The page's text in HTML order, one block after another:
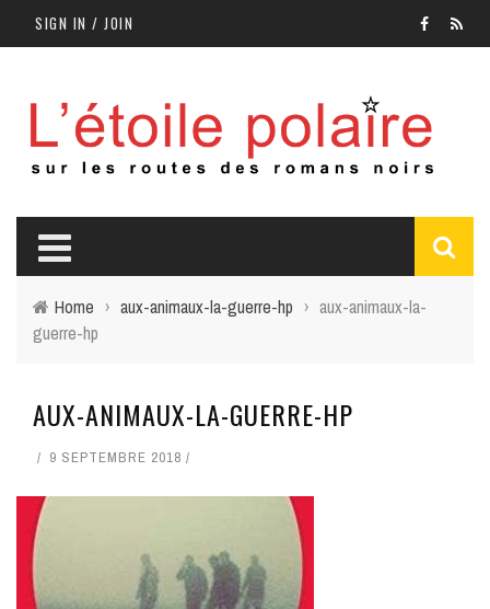
SIGN IN / JOIN
Home › aux-animaux-la-guerre-hp › aux-animaux-la-
guerre-hp
AUX-ANIMAUX-LA-GUERRE-HP
9 SEPTEMBRE 2018